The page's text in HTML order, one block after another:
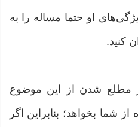
او حتما مساله را به
كنید.
مطلع شدن از این موضوع
شما بخواهد؛ بنابراین اگر